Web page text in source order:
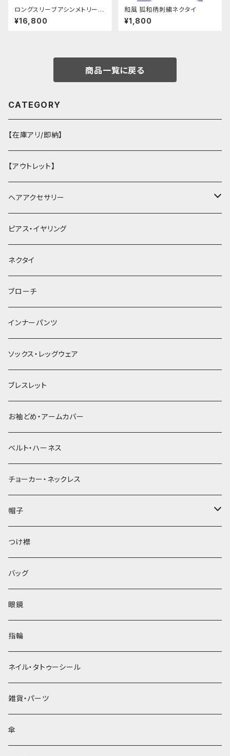
ロングスリーブアシンメトリーチ
ャイナドレス
¥16,800
和風 狐和柄刺繍ネクタイ
¥1,800
商品一覧に戻る
CATEGORY
【在庫アリ/即納】
【アウトレット】
ヘアアクセサリー
ヘアクリップ
ヘッドドレス・カチューシャ
ヘアゴム
簪
ピアス・イヤリング
ネクタイ
ブローチ
インナーパンツ
ソックス・レッグウェア
ブレスレット
お袖どめ・アームカバー
ベルト・ハーネス
チョーカー・ネックレス
帽子
ベレー帽
つけ襟
バッグ
眼鏡
指輪
ネイル・タトゥーシール
雑貨・パーツ
傘